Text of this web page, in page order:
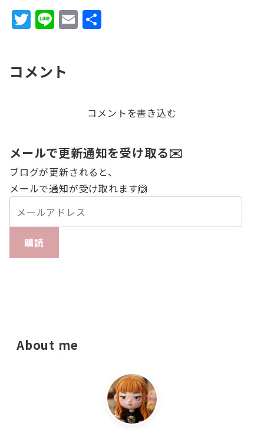
T
w
te
Li
n
E
m
コメント
コメントを書き込む
メールで更新通知を受け取る✉️
ブログが更新されると、
メールで通知が受け取れます🙆
購読
About me